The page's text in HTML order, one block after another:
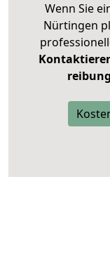
Wenn Sie
Nürtingen